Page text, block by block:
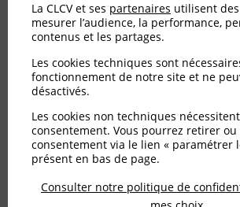
Conditions
vente
05/11/2018 (mis à jour le 20/11/
Non catégorisé
Conditions Générales de Vente
La CLCV et ses partenaires utilisent
mesurer l’audience, la performance,
contenus et les partages.
Les cookies techniques sont
fonctionnement de notre site et ne
désactivés.
Les cookies non techniques
consentement. Vous pourrez retirer
consentement via le lien « paramétrer
présent en bas de page.
Consulter notre politique de